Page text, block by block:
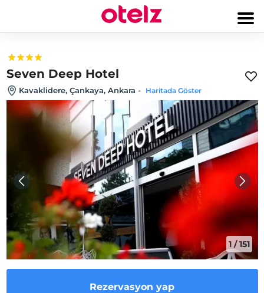
Seven Deep Hotel
Kavaklidere, Çankaya, Ankara - Haritada Göster
1 /151
Rezervasyon yap